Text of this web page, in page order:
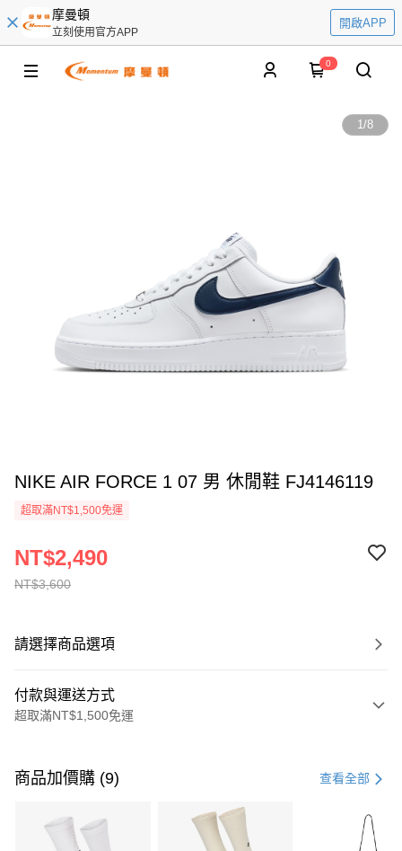
摩曼頓
立刻使用官方APP
開啟APP
0
1/8
NIKE AIR FORCE 1 07 男 休閒鞋 FJ4146119
超取滿NT$1,500免運
NT$3,600
NT$2,490
請選擇商品選項
付款與運送方式
超取滿NT$1,500免運
信用卡一次付款
3 期 0 利率 每期 21家銀行
商品加價購 (9) 查看全部